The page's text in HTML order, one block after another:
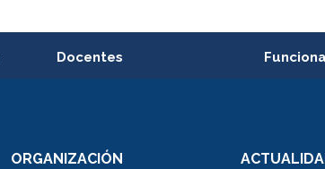
Docentes
Perfeccionamiento
Portal de
ORGANIZACIÓN